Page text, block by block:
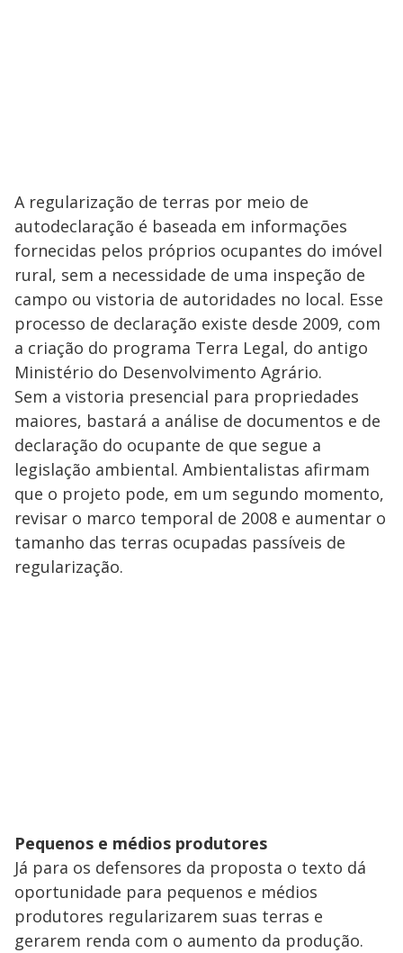
A regularização de terras por meio de
autodeclaração é baseada em informações
fornecidas pelos próprios ocupantes do imóvel
rural, sem a necessidade de uma inspeção de
campo ou vistoria de autoridades no local. Esse
processo de declaração existe desde 2009, com
a criação do programa Terra Legal, do antigo
Ministério do Desenvolvimento Agrário.
Sem a vistoria presencial para propriedades
maiores, bastará a análise de documentos e de
declaração do ocupante de que segue a
legislação ambiental. Ambientalistas afirmam
que o projeto pode, em um segundo momento,
revisar o marco temporal de 2008 e aumentar o
tamanho das terras ocupadas passíveis de
regularização.
Pequenos e médios produtores
Já para os defensores da proposta o texto dá
oportunidade para pequenos e médios
produtores regularizarem suas terras e
gerarem renda com o aumento da produção.